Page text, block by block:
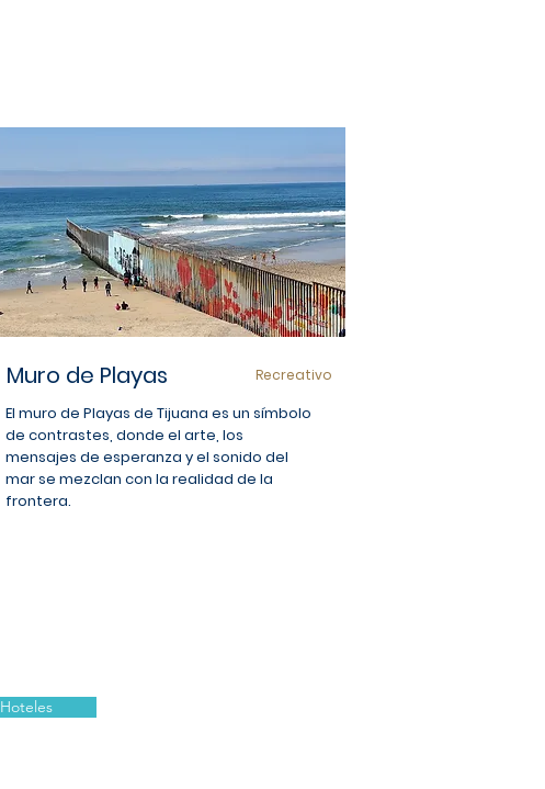
Muro de Playas Recreativo
El muro de Playas de Tijuana es un símbolo
de contrastes, donde el arte, los
mensajes de esperanza y el sonido del
mar se mezclan con la realidad de la
frontera.
Hoteles